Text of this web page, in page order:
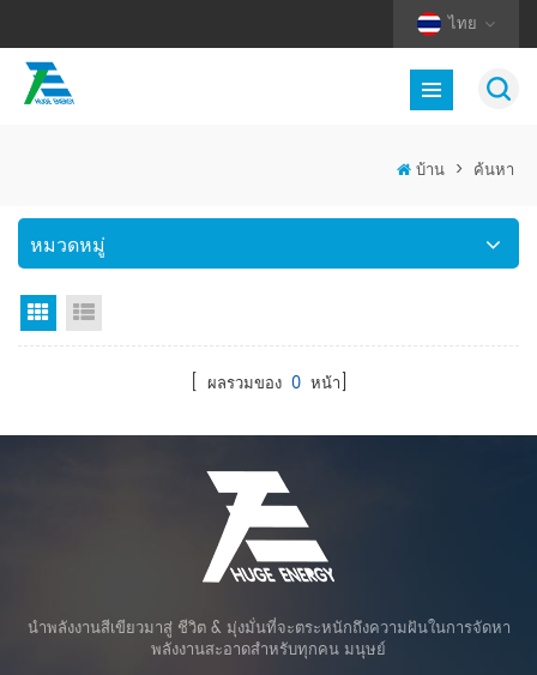
ไทย
บ้าน > ค้นหา
หมวดหมู่
มุมมองตาราง
[ ผลรวมของ 0หน้า]
นำพลังงานสีเขียวมาสู่ ชีวิต & มุ่งมั่นที่จะตระหนักถึงความฝันในการจัดหา
พลังงานสะอาดสำหรับทุกคน มนุษย์